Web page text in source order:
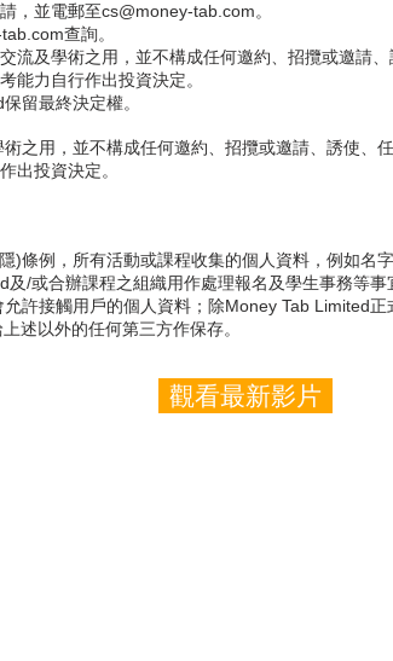
，並電郵至cs@money-tab.com。
查詢。
流及學術之用，並不構成任何邀約、招攬或邀請
能力自行作出投資決定。
留最終決定權。
之用，並不構成任何邀約、招攬或邀請、誘使、
出投資決定。
)條例，所有活動或課程收集的個人資料，例如名
及/或合辦課程之組織用作處理報名及學生事務等
許接觸用戶的個人資料；除Money Tab Limited
述以外的任何第三方作保存。
觀看最新影片